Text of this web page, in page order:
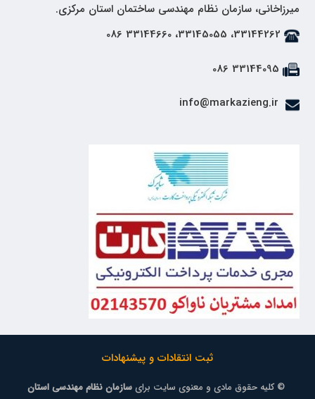
میرزاخانی، سازمان نظام مهندسی ساختمان استان مرکزی.
33144262، 33145055، 33144660 086
33144095 086
ثبت انتقادات و پیشنهادات
© کلیه حقوق مادی و معنوی سایت برایسازمان نظام مهندسی استان